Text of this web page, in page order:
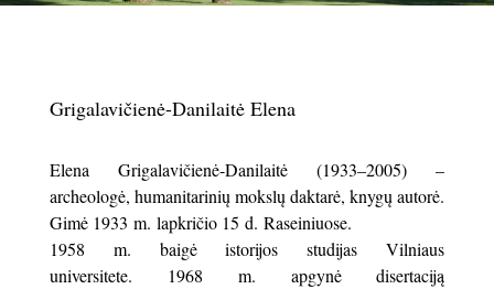
Grigalavičienė-Danilaitė Elena
Elena Grigalavičienė-Danilaitė (1933–2005) –
archeologė, humanitarinių mokslų daktarė, knygų autorė.
Gimė 1933 m. lapkričio 15 d. Raseiniuose.
1958 m. baigė istorijos studijas Vilniaus
universitete. 1968 m. apgynė disertaciją